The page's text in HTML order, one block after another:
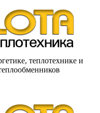
теплотехнике и